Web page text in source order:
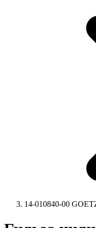
14-010840-00